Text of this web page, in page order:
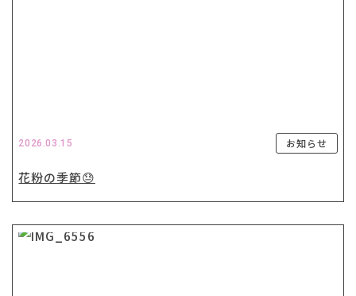
2026.03.15 お知らせ
花粉の季節😓